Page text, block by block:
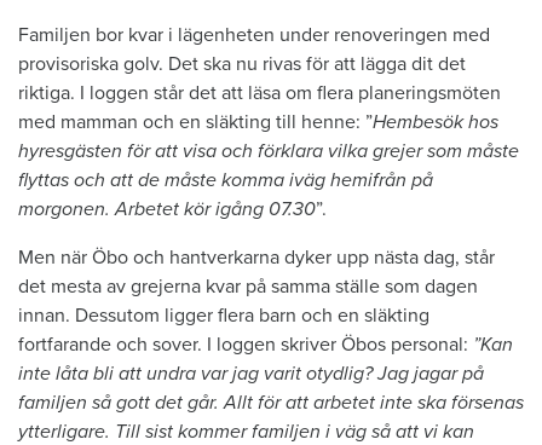
Familjen bor kvar i lägenheten under renoveringen med
provisoriska golv. Det ska nu rivas för att lägga dit det
riktiga. I loggen står det att läsa om flera planeringsmöten
med mamman och en släkting till henne: ”Hembesök hos
hyresgästen för att visa och förklara vilka grejer som måste
flyttas och att de måste komma iväg hemifrån på
morgonen. Arbetet kör igång 07.30”.
Men när Öbo och hantverkarna dyker upp nästa dag, står
det mesta av grejerna kvar på samma ställe som dagen
innan. Dessutom ligger flera barn och en släkting
fortfarande och sover. I loggen skriver Öbos personal: ”Kan
inte låta bli att undra var jag varit otydlig? Jag jagar på
familjen så gott det går. Allt för att arbetet inte ska försenas
ytterligare. Till sist kommer familjen i väg så att vi kan